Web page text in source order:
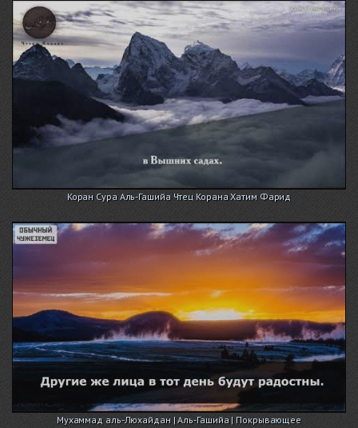
Коран Сура Аль-Гашийа Чтец Корана Хатим Фарид
Мухаммад аль-Люхайдан | Аль-Гашийа | Покрывающее